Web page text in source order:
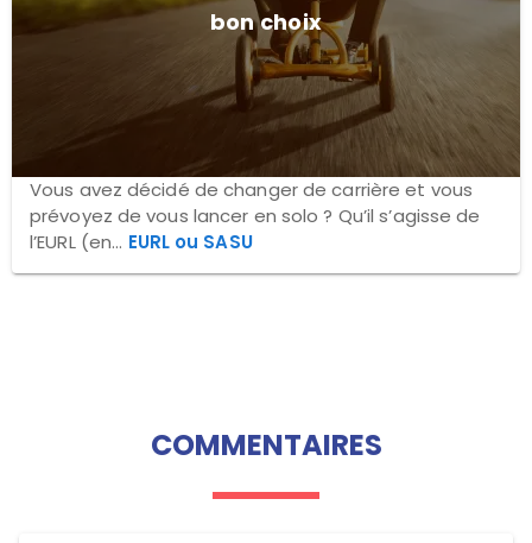
bon choix
Vous avez décidé de changer de carrière et vous
prévoyez de vous lancer en solo ? Qu’il s’agisse de
l’EURL (en... EURL ou SASU
COMMENTAIRES